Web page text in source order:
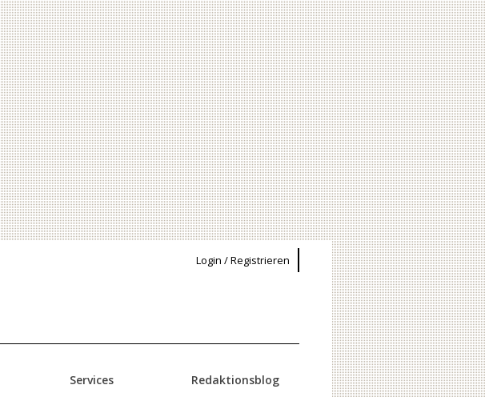
Login / Registrieren
Services Redaktionsblog